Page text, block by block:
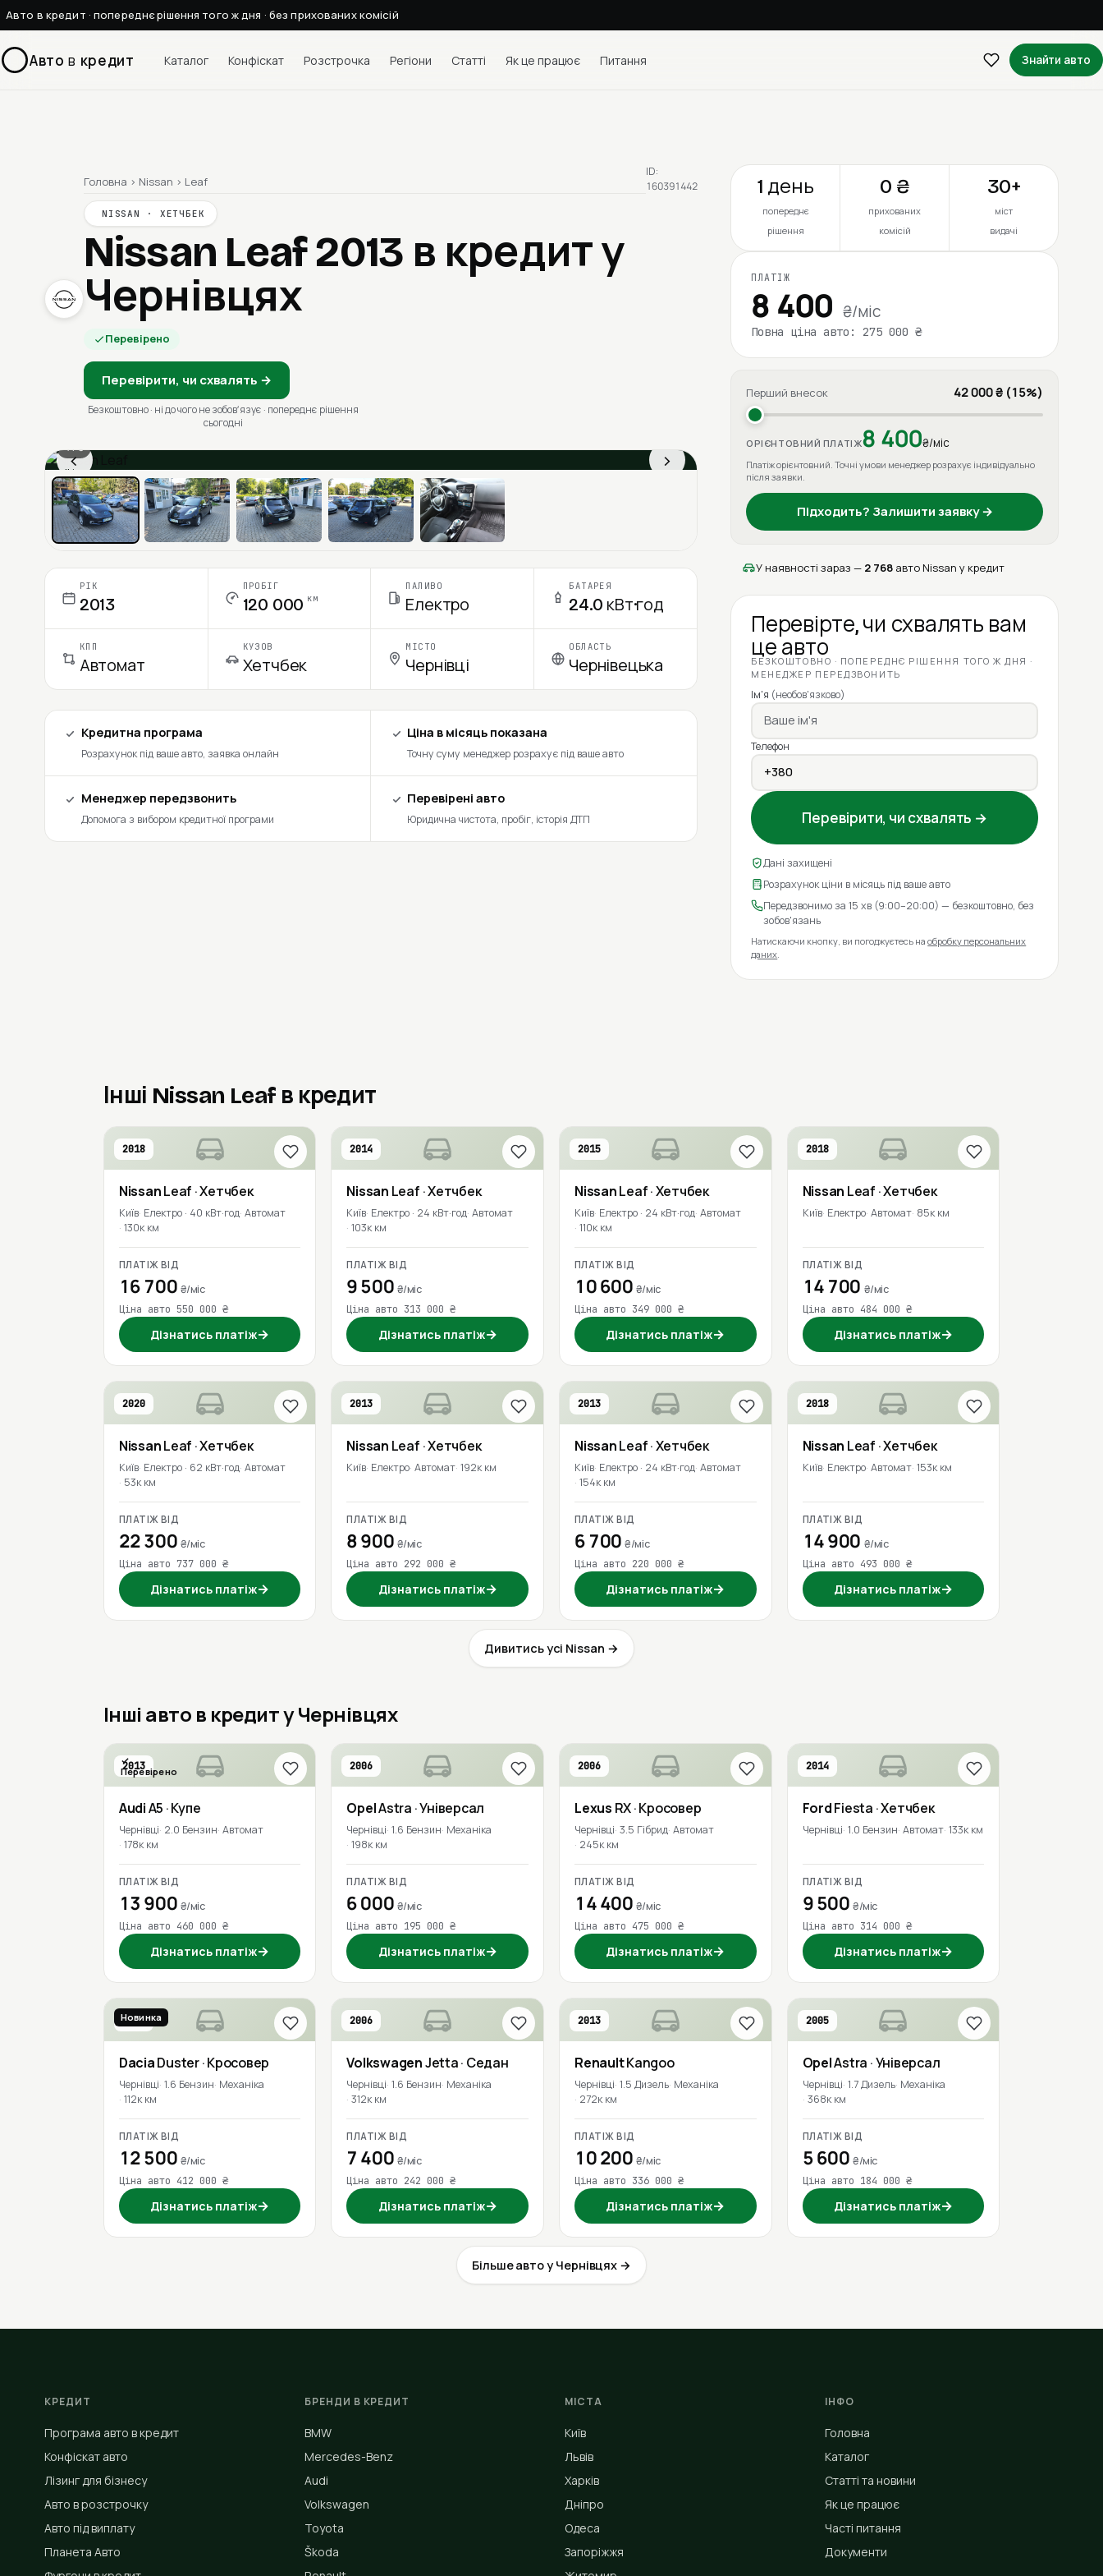
Авто в кредит · попереднє рішення того ж дня · без прихованих комісій
Авто в кредит Каталог Конфіскат Розстрочка Регіони Статті Як це працює Питання Знайти авто
Головна › Nissan › Leaf
NISSAN · ХЕТЧБЕК
Nissan Leaf 2013 в кредит у
Чернівцях
Перевірено
Перевірити, чи схвалять →
Безкоштовно · ні до чого не зобовʼязує · попереднє рішення
сьогодні
ID:
160391442
‹ ›
1 / 6
Ціна в місяць
РІК
2013
ПРОБІГ
120 000 км
ПАЛИВО
Електро
БАТАРЕЯ
24.0 кВт·год
КПП
Автомат
КУЗОВ
Хетчбек
МІСТО
Чернівці
ОБЛАСТЬ
Чернівецька
Кредитна програма
Розрахунок під ваше авто, заявка онлайн
Ціна в місяць показана
Точну суму менеджер розрахує під ваше авто
Менеджер передзвонить
Допомога з вибором кредитної програми
Перевірені авто
Юридична чистота, пробіг, історія ДТП
1 день
попереднє
рішення
0 ₴
прихованих
комісій
30+
міст
видачі
ПЛАТІЖ
8 400 ₴/міс
Повна ціна авто: 275 000 ₴
Перший внесок 42 000 ₴ (15%)
ОРІЄНТОВНИЙ ПЛАТІЖ8 400₴/міс
Платіж орієнтовний. Точні умови менеджер розрахує індивідуально
після заявки.
Підходить? Залишити заявку →
У наявності зараз — 2 768 авто Nissan у кредит
Перевірте, чи схвалять вам
це авто
БЕЗКОШТОВНО · ПОПЕРЕДНЄ РІШЕННЯ ТОГО Ж ДНЯ ·
МЕНЕДЖЕР ПЕРЕДЗВОНИТЬ
Ім'я (необов'язково)
Телефон
Перевірити, чи схвалять →
Дані захищені
Розрахунок ціни в місяць під ваше авто
Передзвонимо за 15 хв (9:00–20:00) — безкоштовно, без
зобов'язань
Натискаючи кнопку, ви погоджуєтесь наобробку персональних
даних
Інші Nissan Leaf в кредит
2018
NissanLeaf · Хетчбек
Київ Електро · 40 кВт·год Автомат
130к км
ПЛАТІЖ ВІД
16 700 ₴/міс
Ціна авто 550 000 ₴
Дізнатись платіж→
2014
Nissan Leaf · Хетчбек
Київ Електро · 24 кВт·год Автомат
103к км
ПЛАТІЖ ВІД
9 500 ₴/міс
Ціна авто 313 000 ₴
Дізнатись платіж→
2015
NissanLeaf· Хетчбек
Київ Електро · 24 кВт·год Автомат
110к км
ПЛАТІЖ ВІД
10 600 ₴/міс
Ціна авто 349 000 ₴
Дізнатись платіж→
2018
Nissan Leaf · Хетчбек
Київ Електро Автомат 85к км
ПЛАТІЖ ВІД
14 700 ₴/міс
Ціна авто 484 000 ₴
Дізнатись платіж→
2020
NissanLeaf · Хетчбек
Київ Електро · 62 кВт·год Автомат
53к км
ПЛАТІЖ ВІД
22 300 ₴/міс
Ціна авто 737 000 ₴
Дізнатись платіж→
2013
Nissan Leaf · Хетчбек
Київ Електро Автомат 192к км
ПЛАТІЖ ВІД
8 900 ₴/міс
Ціна авто 292 000 ₴
Дізнатись платіж→
2013
NissanLeaf· Хетчбек
Київ Електро · 24 кВт·год Автомат
154к км
ПЛАТІЖ ВІД
6 700₴/міс
Ціна авто 220 000 ₴
Дізнатись платіж→
2018
Nissan Leaf · Хетчбек
Київ Електро Автомат 153к км
ПЛАТІЖ ВІД
14 900 ₴/міс
Ціна авто 493 000 ₴
Дізнатись платіж→
Дивитись усі Nissan →
Інші авто в кредит у Чернівцях
2013
Перевірено
AudiA5 · Купе
Чернівці 2.0 Бензин Автомат
178к км
ПЛАТІЖ ВІД
13 900 ₴/міс
Ціна авто 460 000 ₴
Дізнатись платіж→
2006
OpelAstra · Універсал
Чернівці 1.6 Бензин Механіка
198к км
ПЛАТІЖ ВІД
6 000 ₴/міс
Ціна авто 195 000 ₴
Дізнатись платіж→
2006
Lexus RX· Кросовер
Чернівці 3.5 Гібрид Автомат
245к км
ПЛАТІЖ ВІД
14 400 ₴/міс
Ціна авто 475 000 ₴
Дізнатись платіж→
2014
FordFiesta · Хетчбек
Чернівці 1.0 Бензин Автомат 133к км
ПЛАТІЖ ВІД
9 500 ₴/міс
Ціна авто 314 000 ₴
Дізнатись платіж→
2016
Новинка
DaciaDuster· Кросовер
Чернівці 1.6 Бензин Механіка
112к км
ПЛАТІЖ ВІД
12 500 ₴/міс
Ціна авто 412 000 ₴
Дізнатись платіж→
2006
VolkswagenJetta· Седан
Чернівці 1.6 Бензин Механіка
312к км
ПЛАТІЖ ВІД
7 400 ₴/міс
Ціна авто 242 000 ₴
Дізнатись платіж→
2013
RenaultKangoo
Чернівці 1.5 Дизель Механіка
272к км
ПЛАТІЖ ВІД
10 200 ₴/міс
Ціна авто 336 000 ₴
Дізнатись платіж→
2005
OpelAstra · Універсал
Чернівці 1.7 Дизель Механіка
368к км
ПЛАТІЖ ВІД
5 600 ₴/міс
Ціна авто 184 000 ₴
Дізнатись платіж→
Більше авто у Чернівцях →
КРЕДИТ
Програма авто в кредит
Конфіскат авто
Лізинг для бізнесу
Авто в розстрочку
Авто під виплату
Планета Авто
БРЕНДИ В КРЕДИТ
BMW
Mercedes-Benz
Audi
Volkswagen
Toyota
Škoda
МІСТА
Київ
Львів
Харків
Дніпро
Одеса
Запоріжжя
ІНФО
Головна
Каталог
Статті та новини
Як це працює
Часті питання
Документи